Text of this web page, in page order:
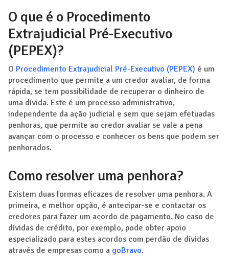
O que é o Procedimento
Extrajudicial Pré-Executivo
(PEPEX)?
O Procedimento Extrajudicial Pré-Executivo (PEPEX) é um
procedimento que permite a um credor avaliar, de forma
rápida, se tem possibilidade de recuperar o dinheiro de
uma dívida. Este é um processo administrativo,
independente da ação judicial e sem que sejam efetuadas
penhoras, que permite ao credor avaliar se vale a pena
avançar com o processo e conhecer os bens que podem ser
penhorados.
Como resolver uma penhora?
Existem duas formas eficazes de resolver uma penhora. A
primeira, e melhor opção, é antecipar-se e contactar os
credores para fazer um acordo de pagamento. No caso de
dívidas de crédito, por exemplo, pode obter apoio
especializado para estes acordos com perdão de dívidas
através de empresas como a goBravo.